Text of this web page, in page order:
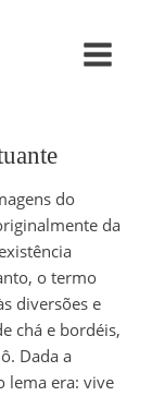
do
da
o termo
diversões e
chá e bordéis,
Dada a
lema era: vive